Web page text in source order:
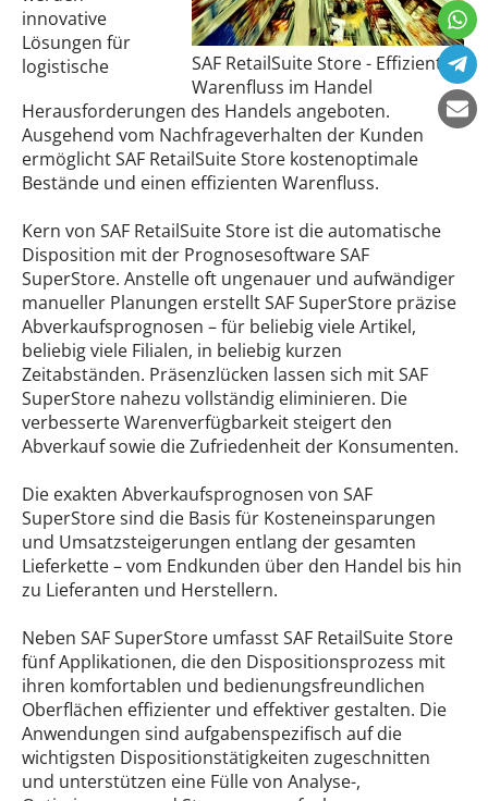
SAF RetailSuite Store - Effizienter
Warenfluss im Handel
innovative
Lösungen für
logistische
Herausforderungen des Handels angeboten.
Ausgehend vom Nachfrageverhalten der Kunden
ermöglicht SAF RetailSuite Store kostenoptimale
Bestände und einen effizienten Warenfluss.
Kern von SAF RetailSuite Store ist die automatische
Disposition mit der Prognosesoftware SAF
SuperStore. Anstelle oft ungenauer und aufwändiger
manueller Planungen erstellt SAF SuperStore präzise
Abverkaufsprognosen – für beliebig viele Artikel,
beliebig viele Filialen, in beliebig kurzen
Zeitabständen. Präsenzlücken lassen sich mit SAF
SuperStore nahezu vollständig eliminieren. Die
verbesserte Warenverfügbarkeit steigert den
Abverkauf sowie die Zufriedenheit der Konsumenten.
Die exakten Abverkaufsprognosen von SAF
SuperStore sind die Basis für Kosteneinsparungen
und Umsatzsteigerungen entlang der gesamten
Lieferkette – vom Endkunden über den Handel bis hin
zu Lieferanten und Herstellern.
Neben SAF SuperStore umfasst SAF RetailSuite Store
fünf Applikationen, die den Dispositionsprozess mit
ihren komfortablen und bedienungsfreundlichen
Oberflächen effizienter und effektiver gestalten. Die
Anwendungen sind aufgabenspezifisch auf die
wichtigsten Dispositionstätigkeiten zugeschnitten
und unterstützen eine Fülle von Analyse-,